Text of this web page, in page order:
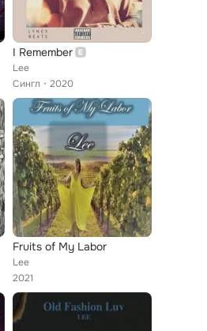
I Remember
Lee
Сингл
2020
Fruits of My Labor
Lee
2021